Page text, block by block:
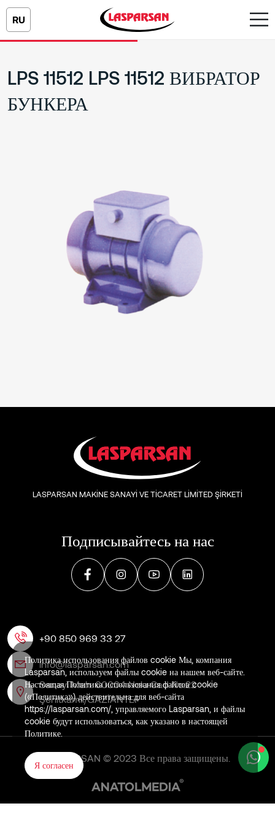
RU
LPS 11512 LPS 11512 ВИБРАТОР
БУНКЕРА
Подписывайтесь на нас
LASPARSAN MAKİNE SANAYİ VE TİCARET LİMİTED ŞİRKETİ
+90 850 969 33 27
info@lasparsan.com
Sanayi Mah. 60004 Nolu Cad No:22
Şehitkamil/GAZİANTEP
LASPARSAN © 2023 Все права защищены.
Политика использования файлов cookie Мы, компания
Lasparsan, используем файлы cookie на нашем веб-сайте.
Настоящая Политика использования файлов cookie
(«Политика») действительна для веб-сайта
https://lasparsan.com/, управляемого Lasparsan, и файлы
cookie будут использоваться, как указано в настоящей
Политике.
Я согласен